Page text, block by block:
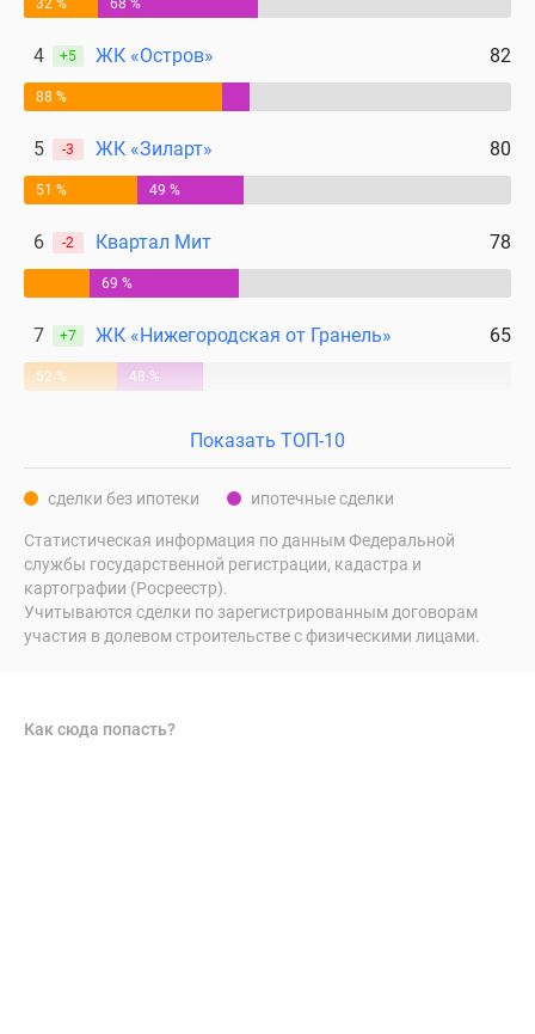
32 % 68 %
4 +5 ЖК «Остров» 82
88 %
5 -3 ЖК «Зиларт» 80
51 % 49 %
6 -2 Квартал Мит 78
69 %
7 +7 ЖК «Нижегородская от Гранель» 65
52 % 48 %
Показать ТОП-10
сделки без ипотеки ипотечные сделки
Статистическая информация по данным Федеральной
службы государственной регистрации, кадастра и
картографии (Росреестр).
Учитываются сделки по зарегистрированным договорам
участия в долевом строительстве с физическими лицами.
Как сюда попасть?